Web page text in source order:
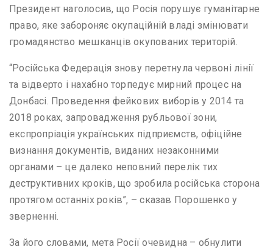
Президент наголосив, що Росія порушує гуманітарне
право, яке забороняє окупаційній владі змінювати
громадянство мешканців окупованих територій.
“Російська Федерація знову перетнула червоні лінії
та відверто і нахабно торпедує мирний процес на
Донбасі. Проведення фейкових виборів у 2014 та
2018 роках, запровадження рубльової зони,
експропріація українських підприємств, офіційне
визнання документів, виданих незаконними
органами – це далеко неповний перелік тих
деструктивних кроків, що зробила російська сторона
протягом останніх років”, – сказав Порошенко у
зверненні.
За його словами, мета Росії очевидна – обнулити